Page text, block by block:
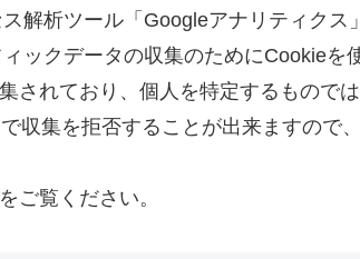
解析ツール「Googleアナリティクス
ックデータの収集のためにCookieを
されており、個人を特定するものでは
収集を拒否することが出来ますので
をご覧ください。